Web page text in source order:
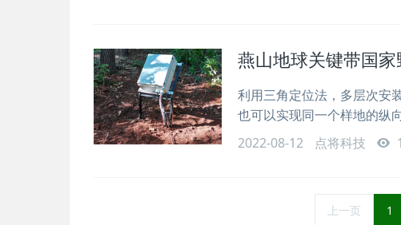
燕山地球关键带国
利用三角定位法，多层次安
也可以实现同一个样地的纵向
2022-08-12
点将科技
上一页 1